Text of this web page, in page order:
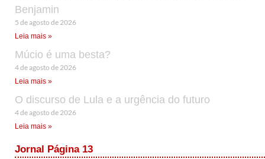
Benjamin
5 de agosto de 2026
Leia mais »
Múcio é uma besta?
4 de agosto de 2026
Leia mais »
O discurso de Lula e a urgência do futuro
4 de agosto de 2026
Leia mais »
Jornal Página 13